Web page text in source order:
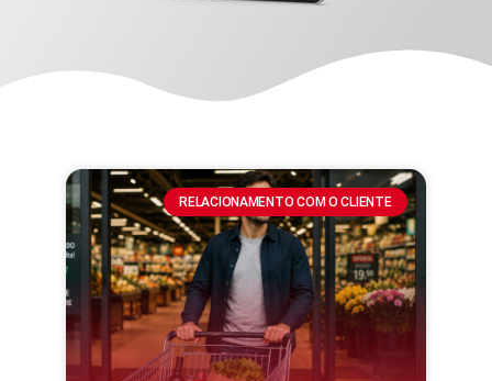
RELACIONAMENTO COM O CLIENTE